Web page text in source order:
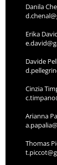
Danila
Erika
Davide
Cinzia
Arianna
Thomas